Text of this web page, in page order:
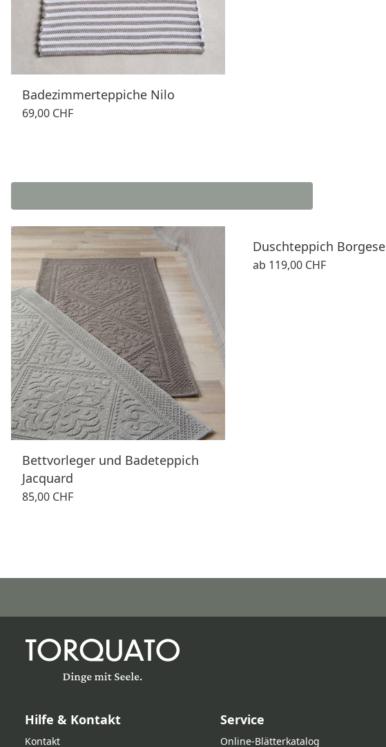
Badezimmerteppiche Nilo
69,00 CHF
Bettvorleger und Badeteppich
Jacquard
85,00 CHF
Duschteppich Borgese
ab 119,00 CHF
Hilfe & Kontakt
Kontakt
Service
Online‑Blätterkatalog